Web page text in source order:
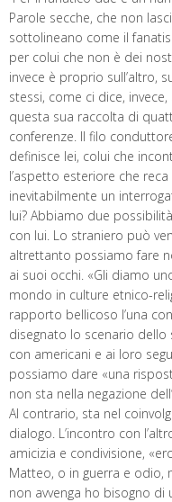
Parole secche, che non
sottolineano come il
per colui che non è dei
invece è proprio sull’altro,
stessi, come ci dice,
questa sua raccolta di
conferenze. Il filo
definisce lei, colui che
l’aspetto esteriore che
inevitabilmente un
lui? Abbiamo due
con lui. Lo straniero può
altrettanto possiamo fare
ai suoi occhi. «Gli diamo
mondo in culture etnico-
rapporto bellicoso l’una
disegnato lo scenario
con americani e ai loro
possiamo dare «una
non sta nella negazione
Al contrario, sta nel
dialogo. L’incontro con
amicizia e condivisione,
Matteo, o in guerra e odio,
non avvenga ho bisogno di